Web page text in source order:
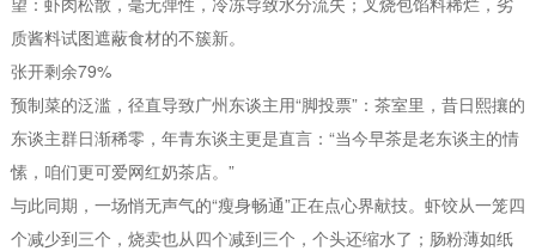
质酱料试图遮蔽食材的不簇新。
张开剩余79%
预制菜的泛滥，径直导致广州东谈主用“脚投票”：茶室里，昔日熙攘的
东谈主群日渐稀零，年青东谈主更是直言：“当今早茶是老东谈主的情
愫，咱们更可爱网红奶茶店。”
与此同期，一场悄无声气的“瘦身畅通”正在点心界献技。虾饺从一笼四
个减少到三个，烧卖也从四个减到三个，个头还缩水了；肠粉薄如纸